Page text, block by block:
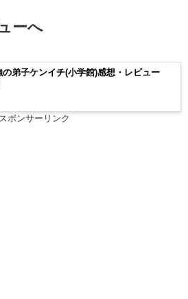
ーへ
の弟子ケンイチ(小学館)感想・レビュー
スポンサーリンク